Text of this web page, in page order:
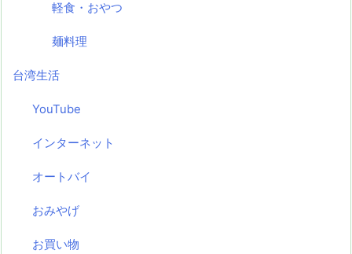
軽食・おやつ
麺料理
台湾生活
YouTube
インターネット
オートバイ
おみやげ
お買い物